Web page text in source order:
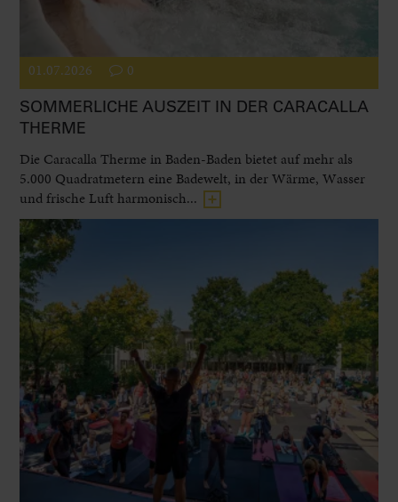
01.07.2026 0
SOMMERLICHE AUSZEIT IN DER CARACALLA
THERME
Die Caracalla Therme in Baden-Baden bietet auf mehr als
5.000 Quadratmetern eine Badewelt, in der Wärme, Wasser
und frische Luft harmonisch...